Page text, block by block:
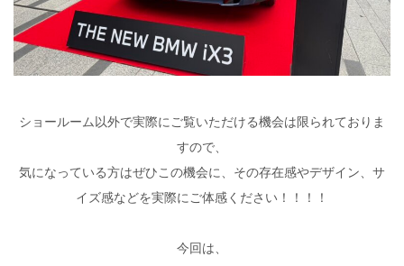
ショールーム以外で実際にご覧いただける機会は限られておりま
すので、
気になっている方はぜひこの機会に、その存在感やデザイン、サ
イズ感などを実際にご体感ください！！！！
今回は、